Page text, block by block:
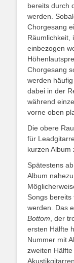
bereits durch
werden.
Chorgesang
Räumlichkeit,
einbezogen
Chorgesang
werden
dabei in der
während
vorne oben
Die obere
für
kurzen Album
Spätestens
Album
Songs
werden. Das
Bottom, der
ersten Hälfte
Nummer mit
zweiten